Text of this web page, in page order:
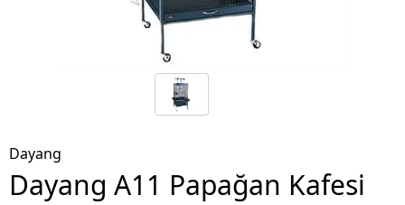
Dayang
Dayang A11 Papağan Kafesi